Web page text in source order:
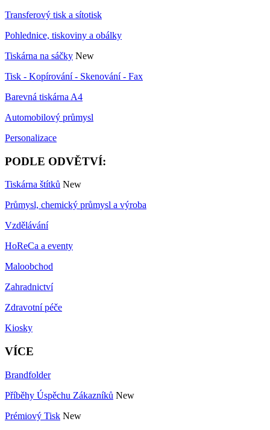
Transferový tisk a sítotisk
Pohlednice, tiskoviny a obálky
Tiskárna na sáčky New
Tisk - Kopírování - Skenování - Fax
Barevná tiskárna A4
Automobilový průmysl
Personalizace
PODLE ODVĚTVÍ:
Tiskárna štítků New
Průmysl, chemický průmysl a výroba
Vzdělávání
HoReCa a eventy
Maloobchod
Zahradnictví
Zdravotní péče
Kiosky
VÍCE
Brandfolder
Příběhy Úspěchu Zákazníků New
Prémiový Tisk New